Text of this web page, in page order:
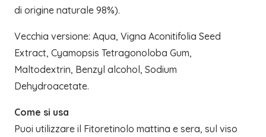
di origine naturale 98%).
Vecchia versione: Aqua, Vigna Aconitifolia Seed
Extract, Cyamopsis Tetragonoloba Gum,
Maltodextrin, Benzyl alcohol, Sodium
Dehydroacetate.
Come si usa
Puoi utilizzare il Fitoretinolo mattina e sera, sul viso